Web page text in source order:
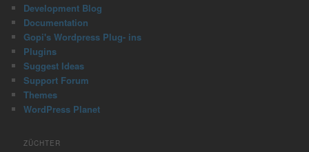
Development Blog
Documentation
Gopi's Wordpress Plug- ins
Plugins
Suggest Ideas
Support Forum
Themes
WordPress Planet
ZÜCHTER